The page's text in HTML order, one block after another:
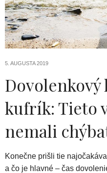
5. AUGUSTA 2019
kufrík: Tieto
nemali
Konečne prišli tie
a čo je hlavné – čas